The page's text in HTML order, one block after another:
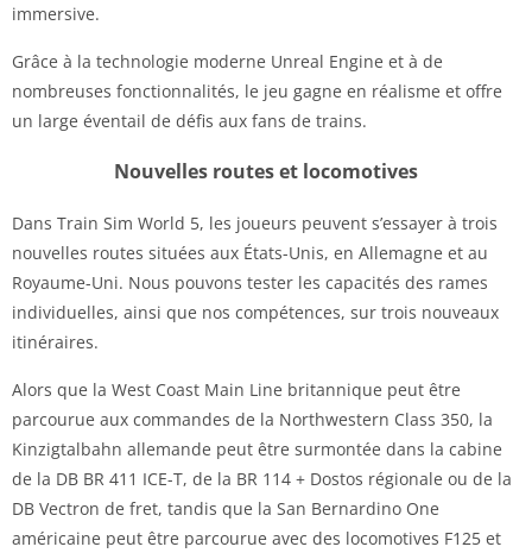
immersive.
Grâce à la technologie moderne Unreal Engine et à de
nombreuses fonctionnalités, le jeu gagne en réalisme et offre
un large éventail de défis aux fans de trains.
Nouvelles routes et locomotives
Dans Train Sim World 5, les joueurs peuvent s’essayer à trois
nouvelles routes situées aux États-Unis, en Allemagne et au
Royaume-Uni. Nous pouvons tester les capacités des rames
individuelles, ainsi que nos compétences, sur trois nouveaux
itinéraires.
Alors que la West Coast Main Line britannique peut être
parcourue aux commandes de la Northwestern Class 350, la
Kinzigtalbahn allemande peut être surmontée dans la cabine
de la DB BR 411 ICE-T, de la BR 114 + Dostos régionale ou de la
DB Vectron de fret, tandis que la San Bernardino One
américaine peut être parcourue avec des locomotives F125 et